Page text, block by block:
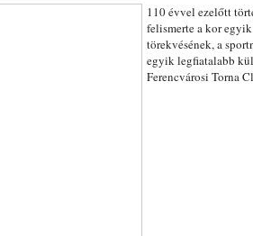
110 évvel ezelőtt
felismerte a kor
törekvésének, a
egyik legfiatalabb
Ferencvárosi Torna